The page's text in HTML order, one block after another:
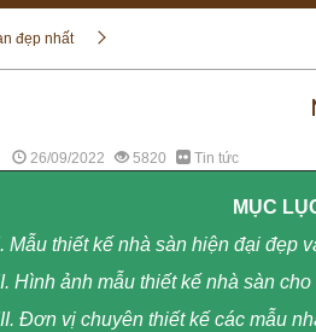
đẹp nhất
26/09/2022 5820 Tin tức
MỤC
Mẫu thiết kế nhà sàn hiện đại đẹp
Hình ảnh mẫu thiết kế nhà sàn
Đơn vị chuyên thiết kế các mẫu